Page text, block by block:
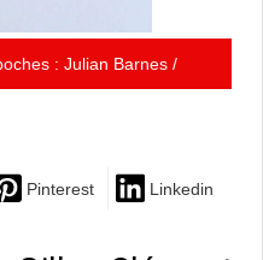
: Julian Barnes /
Pinterest Linkedin